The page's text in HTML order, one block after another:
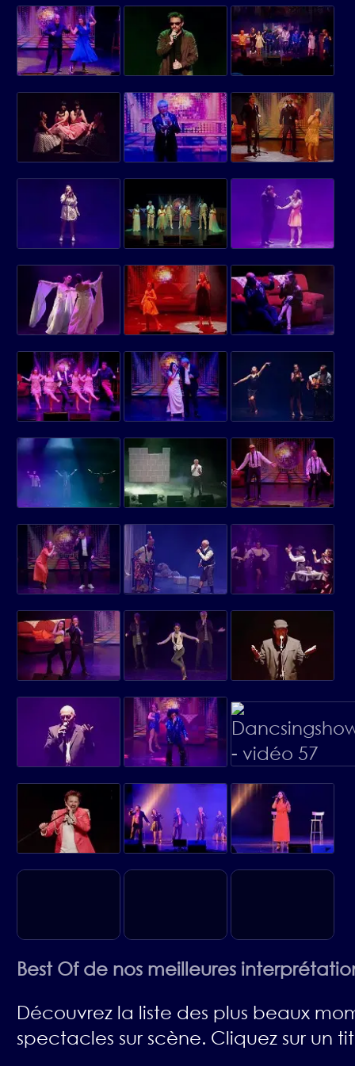
Best Of de nos meilleures
Découvrez la liste des plus beaux
spectacles sur scène. Cliquez sur un